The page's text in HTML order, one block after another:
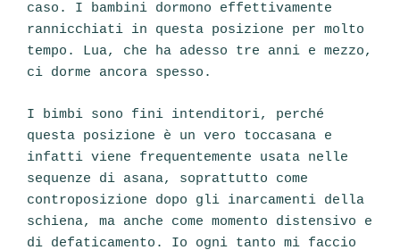
caso. I bambini dormono effettivamente
rannicchiati in questa posizione per molto
tempo. Lua, che ha adesso tre anni e mezzo,
ci dorme ancora spesso.
I bimbi sono fini intenditori, perché
questa posizione è un vero toccasana e
infatti viene frequentemente usata nelle
sequenze di asana, soprattutto come
controposizione dopo gli inarcamenti della
schiena, ma anche come momento distensivo e
di defaticamento. Io ogni tanto mi faccio